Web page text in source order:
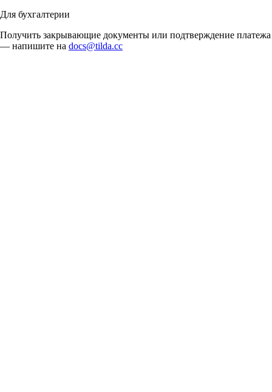
Для бухгалтерии
Получить закрывающие документы или подтверждение платежа
— напишите на docs@tilda.cc